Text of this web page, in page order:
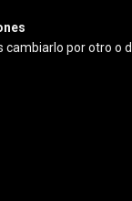
cambiarlo por otro o